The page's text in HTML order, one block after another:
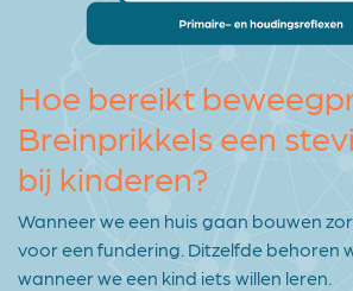
Hoe bereikt
Breinprikkels een
bij kinderen?
Wanneer we een huis gaan bouwen
voor een fundering. Ditzelfde behoren
wanneer we een kind iets willen leren.